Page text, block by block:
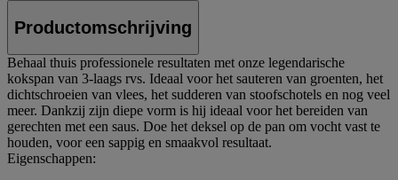
Productomschrijving
Behaal thuis professionele resultaten met onze legendarische
kokspan van 3-laags rvs. Ideaal voor het sauteren van groenten, het
dichtschroeien van vlees, het sudderen van stoofschotels en nog veel
meer. Dankzij zijn diepe vorm is hij ideaal voor het bereiden van
gerechten met een saus. Doe het deksel op de pan om vocht vast te
houden, voor een sappig en smaakvol resultaat.
Eigenschappen: